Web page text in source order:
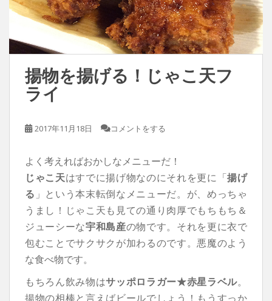
揚物を揚げる！じゃこ天フ
ライ
2017年11月18日 コメントをする
よく考えればおかしなメニューだ！
じゃこ天はすでに揚げ物なのにそれを更に「揚げ
る 」という本末転倒なメニューだ。が、めっちゃ
うまし！じゃこ天も見ての通り肉厚でもちもち＆
ジューシーな宇和島産の物です。それを更に衣で
包むことでサクサクが加わるのです。悪魔のよう
な食べ物です。
もちろん飲み物はサッポロラガー★赤星ラベル。
揚物の相棒と言えばビールでしょう！もうすっか